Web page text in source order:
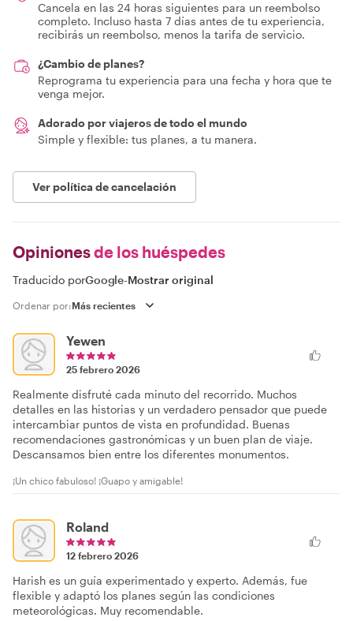
Cancela en las 24 horas siguientes para un reembolso
completo. Incluso hasta 7 días antes de tu experiencia,
recibirás un reembolso, menos la tarifa de servicio.
¿Cambio de planes?
Reprograma tu experiencia para una fecha y hora que te
venga mejor.
Adorado por viajeros de todo el mundo
Simple y flexible: tus planes, a tu manera.
Ver política de cancelación
Opinionesde los huéspedes
Traducido porGoogle-Mostrar original
Ordenar por:
Yewen
25 febrero 2026
Realmente disfruté cada minuto del recorrido. Muchos
detalles en las historias y un verdadero pensador que puede
intercambiar puntos de vista en profundidad. Buenas
recomendaciones gastronómicas y un buen plan de viaje.
Descansamos bien entre los diferentes monumentos.
¡Un chico fabuloso! ¡Guapo y amigable!
Roland
12 febrero 2026
Harish es un guía experimentado y experto. Además, fue
flexible y adaptó los planes según las condiciones
meteorológicas. Muy recomendable.